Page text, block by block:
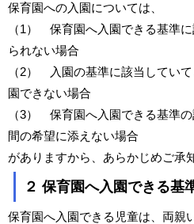
保育園への入園については、
（1） 保育園へ入園できる基準
られない場合
（2） 入園の基準に該当してい
園できない場合
（3） 保育園へ入園できる基準
間の希望に添えない場合
がありますから、あらかじめご承
２ 保育園へ入園できる基
保育園へ入園できる児童は、両親